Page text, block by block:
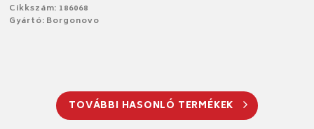
Cikkszám: 186068
Gyártó: Borgonovo
TOVÁBBI HASONLÓ TERMÉKEK